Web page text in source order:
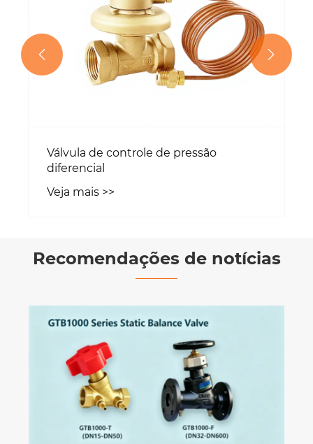
Válvula de controle de pressão
diferencial
Veja mais >>
 
Recomendações de notícias